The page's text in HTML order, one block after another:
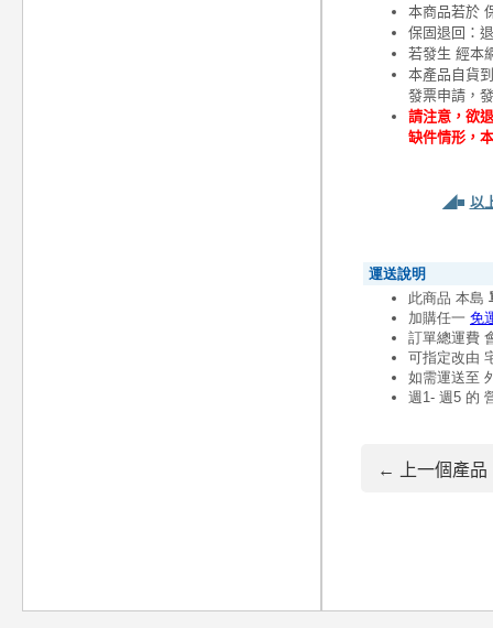
本商品若於
保固退回：
若發生 經本
本產品自貨
發票申請，
請注意，欲
缺件情形，
◢■ 以
← 上一個產品